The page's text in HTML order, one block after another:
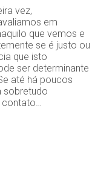
vez,
em
que vemos e
se é justo ou
que isto
ser determinante
até há poucos
sobretudo
contato…